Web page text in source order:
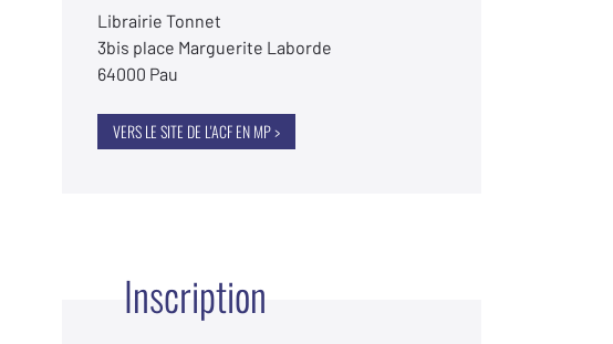
Librairie Tonnet
3bis place Marguerite Laborde
64000 Pau
VERS LE SITE DE L'ACF EN MP >
Inscription